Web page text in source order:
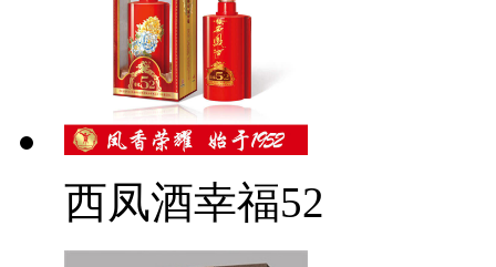
西凤酒幸福52